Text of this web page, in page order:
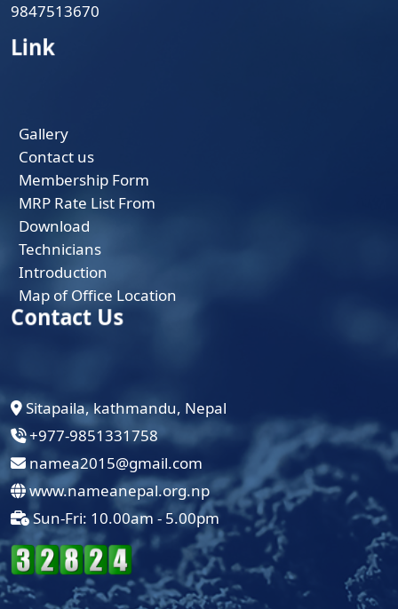
9847513670
Link
Gallery
Contact us
Membership Form
MRP Rate List From
Download
Technicians
Introduction
Map of Office Location
Contact Us
Sitapaila, kathmandu, Nepal
+977-9851331758
namea2015@gmail.com
www.nameanepal.org.np
Sun-Fri: 10.00am - 5.00pm